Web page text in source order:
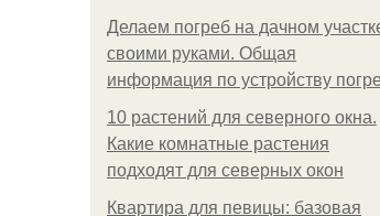
Делаем погреб на дачном
своими руками. Общая
информация по устройству
10 растений для северного окна.
Какие комнатные растения
подходят для северных окон
Квартира для певицы: базовая